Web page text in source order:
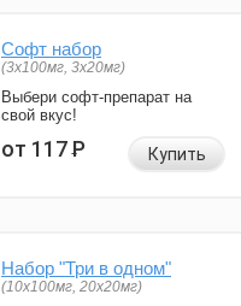
Софт набор
(3x100мг, 3x20мг)
Выбери софт-препарат на
свой вкус!
от 117Р Купить
Набор "Три в одном"
(10x100мг, 20x20мг)